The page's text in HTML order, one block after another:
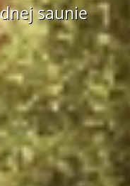
saunie